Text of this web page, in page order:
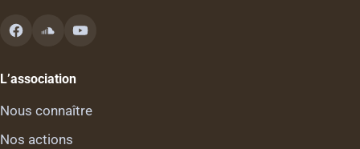
L’association
Nous connaître
Nos actions